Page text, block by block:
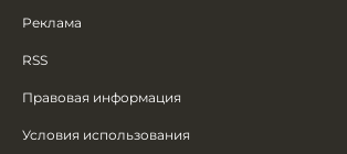
Реклама
RSS
Правовая информация
Условия использования